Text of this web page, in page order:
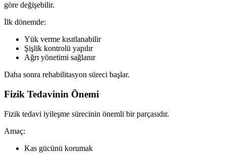
göre değişebilir.
İlk dönemde:
Yük verme kısıtlanabilir
Şişlik kontrolü yapılır
Ağrı yönetimi sağlanır
Daha sonra rehabilitasyon süreci başlar.
Fizik Tedavinin Önemi
Fizik tedavi iyileşme sürecinin önemli bir parçasıdır.
Amaç:
Kas gücünü korumak